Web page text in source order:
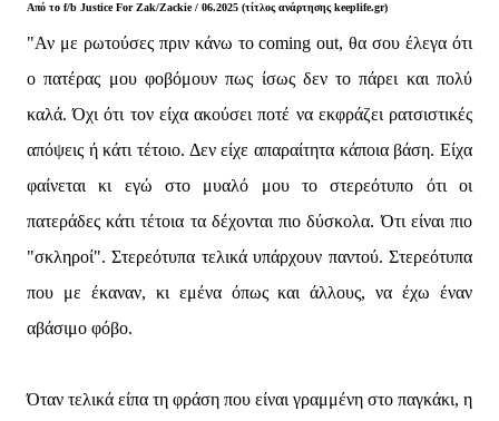
Από το f/b Justice For Zak/Zackie / 06.2025 (τίτλος ανάρτησης keeplife.gr)
"Αν με ρωτούσες πριν κάνω το coming out, θα σου έλεγα ότι
ο πατέρας μου φοβόμουν πως ίσως δεν το πάρει και πολύ
καλά. Όχι ότι τον είχα ακούσει ποτέ να εκφράζει ρατσιστικές
απόψεις ή κάτι τέτοιο. Δεν είχε απαραίτητα κάποια βάση. Είχα
φαίνεται κι εγώ στο μυαλό μου το στερεότυπο ότι οι
πατεράδες κάτι τέτοια τα δέχονται πιο δύσκολα. Ότι είναι πιο
"σκληροί". Στερεότυπα τελικά υπάρχουν παντού. Στερεότυπα
που με έκαναν, κι εμένα όπως και άλλους, να έχω έναν
αβάσιμο φόβο.
Όταν τελικά είπα τη φράση που είναι γραμμένη στο παγκάκι, η